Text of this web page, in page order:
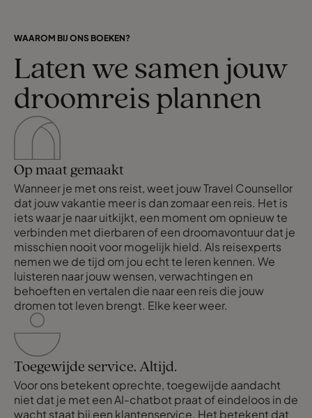
WAAROM BIJ ONS BOEKEN?
Laten we samen jouw
droomreis plannen
Op maat gemaakt
Wanneer je met ons reist, weet jouw Travel Counsellor
dat jouw vakantie meer is dan zomaar een reis. Het is
iets waar je naar uitkijkt, een moment om opnieuw te
verbinden met dierbaren of een droomavontuur dat je
misschien nooit voor mogelijk hield. Als reisexperts
nemen we de tijd om jou echt te leren kennen. We
luisteren naar jouw wensen, verwachtingen en
behoeften en vertalen die naar een reis die jouw
dromen tot leven brengt. Elke keer weer.
Toegewijde service. Altijd.
Voor ons betekent oprechte, toegewijde aandacht
niet dat je met een AI-chatbot praat of eindeloos in de
wacht staat bij een klantenservice. Het betekent dat